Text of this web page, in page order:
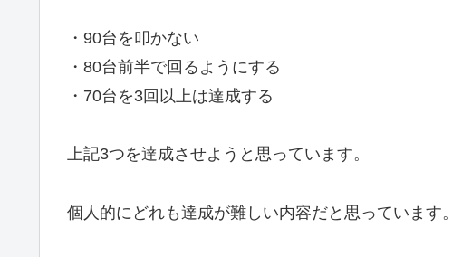
・90台を叩かない
・80台前半で回るようにする
・70台を3回以上は達成する
上記3つを達成させようと思っています。
個人的にどれも達成が難しい内容だと思っています。